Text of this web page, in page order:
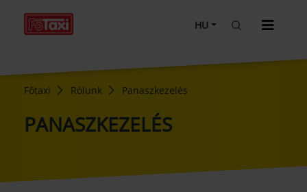
HU
Főtaxi Rólunk Panaszkezelés
PANASZKEZELÉS